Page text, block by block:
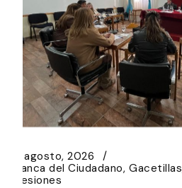
6 agosto, 2026
Banca del Ciudadano Gacetillas
Sesiones